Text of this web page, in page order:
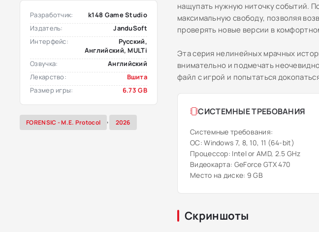
Разработчик:
k148 Game Studio
Издатель:
JanduSoft
Интерфейс:
Русский,
Английский, MULTi
Озвучка:
Английский
Лекарство:
Вшита
Размер игры:
6.73 GB
FORENSIC - M.E. Protocol , 2026
нащупать нужную ниточку событий.
максимальную свободу, позволяя
проверять новые версии в
Эта серия нелинейных мрачных
внимательно и подмечать
файл с игрой и попытаться
СИСТЕМНЫЕ ТРЕБОВАНИЯ
Системные требования:
ОС: Windows 7, 8, 10, 11 (64-bit)
Процессор: Intel or AMD, 2.5 GHz
Видеокарта: GeForce GTX 470
Место на диске: 9 GB
Скриншоты